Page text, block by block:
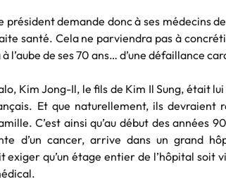
demande donc à ses médecins
santé. Cela ne parviendra pas à
l’aube de ses 70 ans… d’une défaillance
Kim Jong-Il, le fils de Kim Il Sung, était
Et que naturellement, ils devraient
C’est ainsi qu’au début des années
d’un cancer, arrive dans un grand
qu’un étage entier de l’hôpital soit